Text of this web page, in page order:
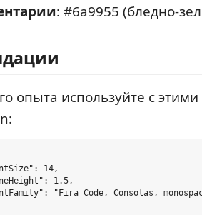
: #6a9955 (бледно-
опыта используйте с
14,
1.5,
"Fira Code, Consolas,